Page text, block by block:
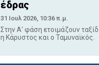
έδρας
31 Ιουλ 2026, 10:36 π.μ.
Στην Α' φάση ετοιμάζουν
η Κάρυστος και ο Ταμυναϊκός.